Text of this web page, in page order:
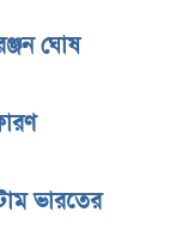
ঘোষ
ভারতের